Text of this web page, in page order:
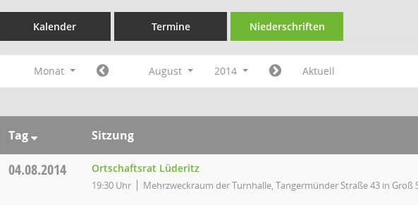
Kalender Termine Niederschriften
Monat August 2014 Aktuell
Tag Sitzung
04.08.2014 Ortschaftsrat Lüderitz
19:30 Uhr Mehrzweckraum der Turnhalle, Tangermünder Straße 43 in Groß